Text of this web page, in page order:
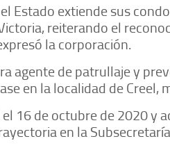
Estado extiende sus
reiterando el
la corporación.
agente de patrullaje y
en la localidad de Creel,
16 de octubre de 2020 y
en la